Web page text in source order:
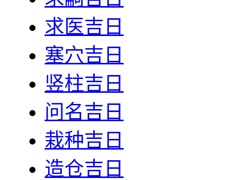
求医吉日
塞穴吉日
竖柱吉日
问名吉日
栽种吉日
造仓吉日